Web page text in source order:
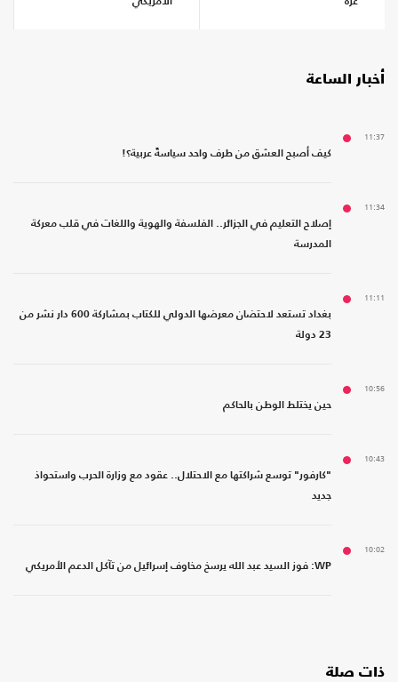
أخبار الساعة
11:37
كيف أصبح العشق من طرف واحد سياسةً عربية؟!
11:34
إصلاح التعليم في الجزائر.. الفلسفة والهوية واللغات في قلب معركة
المدرسة
11:11
بغداد تستعد لاحتضان معرضها الدولي للكتاب بمشاركة 600 دار نشر من
23 دولة
10:56
حين يختلط الوطن بالحاكم
10:43
"كارفور" توسع شراكتها مع الاحتلال.. عقود مع وزارة الحرب واستحواذ
جديد
10:02
WP: فوز السيد عبد الله يرسخ مخاوف إسرائيل من تآكل الدعم الأمريكي
ذات صلة